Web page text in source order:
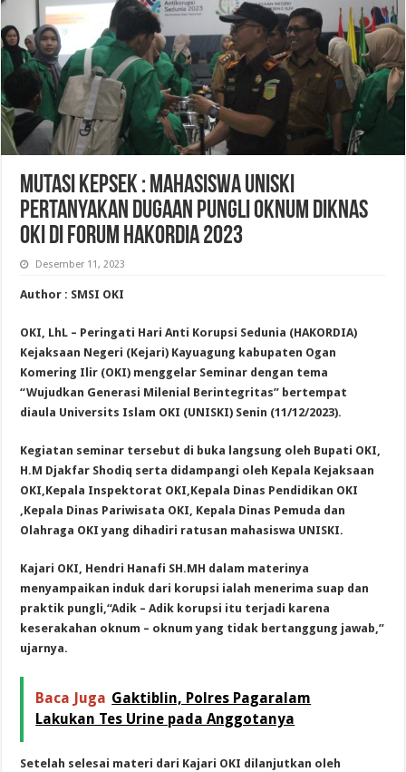
Mutasi Kepsek : Mahasiswa UNISKI
Pertanyakan Dugaan Pungli Oknum Diknas
OKI di Forum HAKORDIA 2023
Desember 11, 2023
Author : SMSI OKI
OKI, LhL – Peringati Hari Anti Korupsi Sedunia (HAKORDIA)
Kejaksaan Negeri (Kejari) Kayuagung kabupaten Ogan
Komering Ilir (OKI) menggelar Seminar dengan tema
“Wujudkan Generasi Milenial Berintegritas” bertempat
diaula Universits Islam OKI (UNISKI) Senin (11/12/2023).
Kegiatan seminar tersebut di buka langsung oleh Bupati OKI,
H.M Djakfar Shodiq serta didampangi oleh Kepala Kejaksaan
OKI,Kepala Inspektorat OKI,Kepala Dinas Pendidikan OKI
,Kepala Dinas Pariwisata OKI, Kepala Dinas Pemuda dan
Olahraga OKI yang dihadiri ratusan mahasiswa UNISKI.
Kajari OKI, Hendri Hanafi SH.MH dalam materinya
menyampaikan induk dari korupsi ialah menerima suap dan
praktik pungli,“Adik – Adik korupsi itu terjadi karena
keserakahan oknum – oknum yang tidak bertanggung jawab,”
ujarnya.
Baca Juga Gaktiblin, Polres Pagaralam
Lakukan Tes Urine pada Anggotanya
Setelah selesai materi dari Kajari OKI dilanjutkan oleh